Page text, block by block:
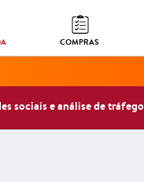
sociais e análise de
COMPRAS